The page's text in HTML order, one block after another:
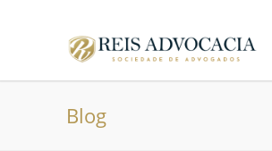
Blog